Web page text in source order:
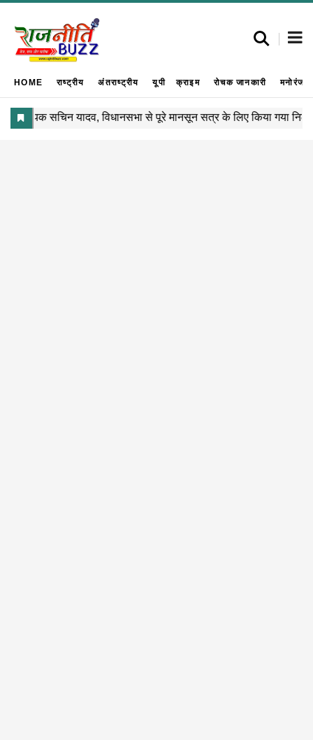
HOME राष्ट्रीय अंतराष्ट्रीय यूपी क्राइम रोचक जानकारी मनोरंजन